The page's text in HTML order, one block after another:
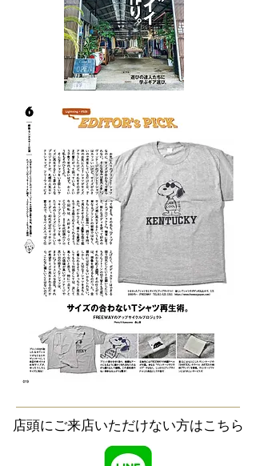
店頭にご来店いただけない方はこちら